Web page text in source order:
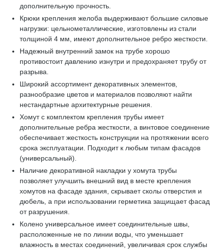
дополнительную прочность.
Крюки крепления желоба выдерживают большие силовые
нагрузки: цельнометаллические, изготовлены из стали
толщиной 4 мм, имеют дополнительное ребро жесткости.
Надежный внутренний замок на трубе хорошо
противостоит давлению изнутри и предохраняет трубу от
разрыва.
Широкий ассортимент декоративных элементов,
разнообразие цветов и материалов позволяют найти
нестандартные архитектурные решения.
Хомут с комплектом крепления трубы имеет
дополнительные ребра жесткости, а винтовое соединение
обеспечивает жесткость конструкции на протяжении всего
срока эксплуатации. Подходит к любым типам фасадов
(универсальный).
Наличие декоративной накладки у хомута трубы
позволяет улучшить внешний вид в месте крепления
хомутов на фасаде здания, скрывает сколы отверстия и
дюбель, а при использовании герметика защищает фасад
от разрушения.
Колено универсальное имеет соединительные швы,
расположенные не по линии воды, что уменьшает
влажность в местах соединений, увеличивая срок службы